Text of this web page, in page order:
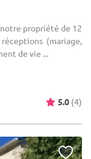
propriété de 12
(mariage,
de vie ...
5.0 (4)